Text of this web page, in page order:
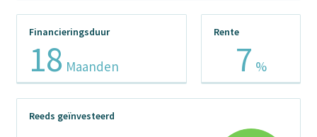
Financieringsduur
18 Maanden
Rente
7 %
Reeds geïnvesteerd